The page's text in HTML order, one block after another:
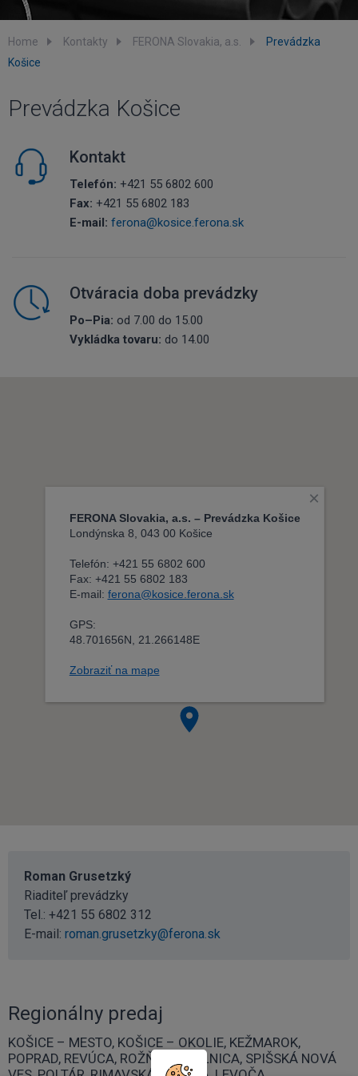
Home Kontakty FERONA Slovakia, a.s.
Prevádzka
Košice
Prevádzka Košice
Kontakt
Telefón: +421 55 6802 600
Fax: +421 55 6802 183
E-mail: ferona@kosice.ferona.sk
Otváracia doba prevádzky
Po–Pia: od 7.00 do 15.00
Vykládka tovaru: do 14.00
Roman Grusetzký
Riaditeľ prevádzky
Tel.: +421 55 6802 312
E-mail: roman.grusetzky@ferona.sk
Regionálny predaj
KOŠICE – MESTO, KOŠICE – OKOLIE, KEŽMAROK,
POPRAD, REVÚCA, ROŽŇAVA, GELNICA, SPIŠSKÁ NOVÁ